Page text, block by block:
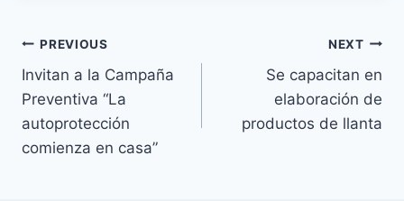
PREVIOUS
Invitan a la Campaña
Preventiva “La
autoprotección
comienza en casa”
NEXT
Se capacitan en
elaboración de
productos de llanta